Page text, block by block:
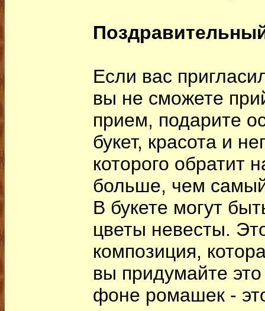
Если вас
вы не сможете
прием, подарите
букет, красота и
которого обратит
больше, чем
В букете могут
цветы невесты.
композиция,
вы придумайте
фоне ромашек -